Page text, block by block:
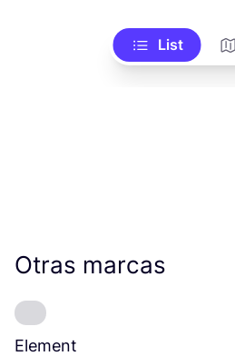
List
Otras marcas
Element